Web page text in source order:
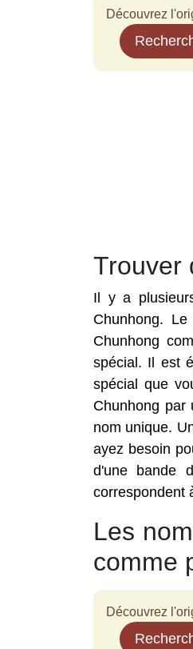
Découvrez
Trouver
Il y a
Chunhong.
Chunhong
spécial. Il est
spécial que
Chunhong par
nom unique.
ayez besoin
d'une bande
correspondent
Les
comme
Découvrez